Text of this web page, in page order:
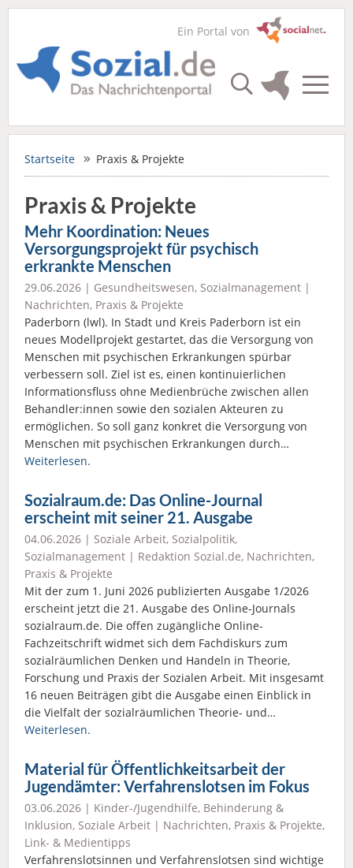
Ein Portal von
Startseite Praxis & Projekte
Praxis & Projekte
Mehr Koordination: Neues
Versorgungsprojekt für psychisch
erkrankte Menschen
29.06.2026 | Gesundheitswesen, Sozialmanagement |
Nachrichten, Praxis & Projekte
Paderborn (lwl). In Stadt und Kreis Paderborn ist ein
neues Modellprojekt gestartet, das die Versorgung von
Menschen mit psychischen Erkrankungen spürbar
verbessern soll. Ziel ist es, einen kontinuierlichen
Informationsfluss ohne Medienbrüche zwischen allen
Behandler:innen sowie den sozialen Akteuren zu
ermöglichen. So soll ganz konkret die Versorgung von
Menschen mit psychischen Erkrankungen durch…
Weiterlesen.
Sozialraum.de: Das Online-Journal
erscheint mit seiner 21. Ausgabe
04.06.2026 | Soziale Arbeit, Sozialpolitik,
Sozialmanagement | Redaktion Sozial.de, Nachrichten,
Praxis & Projekte
Mit der zum 1. Juni 2026 publizierten Ausgabe 1/2026
erscheint jetzt die 21. Ausgabe des Online-Journals
sozialraum.de. Die offen zugängliche Online-
Fachzeitschrift widmet sich dem Fachdiskurs zum
sozialräumlichen Denken und Handeln in Theorie,
Forschung und Praxis der Sozialen Arbeit. Mit insgesamt
16 neuen Beiträgen gibt die Ausgabe einen Einblick in
die Vielfalt der sozialräumlichen Theorie- und…
Weiterlesen.
Material für Öffentlichkeitsarbeit der
Jugendämter: Verfahrenslotsen im Fokus
03.06.2026 | Kinder-/Jugendhilfe, Behinderung &
Inklusion, Soziale Arbeit | Nachrichten, Praxis & Projekte,
Link- & Medientipps
Verfahrenslotsinnen und Verfahrenslotsen sind wichtige